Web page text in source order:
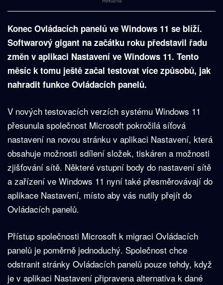
Konec Ovládacích panelů ve Windows 11 se blíží.
Softwarový gigant na začátku roku představil řadu
změn v aplikaci Nastavení ve Windows 11. Tento
měsíc k tomu ještě začal testovat více způsobů, jak
nahradit funkce Ovládacích panelů.
V nových testovacích verzích systému Windows 11
přesunula společnost Microsoft pokročilá síťová
nastavení na novou stránku v aplikaci Nastavení, která
obsahuje možnosti sdílení složek, tiskáren a možnosti
zjišťování sítě. Některé vstupní body do nastavení sítě
a zařízení ve Windows 11 nyní také přesměrovávají do
aplikace Nastavení, místo aby vás nutily přejít do
Ovládacích panelů.
Přístup společnosti Microsoft k migraci Ovládacích
panelů je poměrně jednoduchý. Společnost chce
odstranit stránky Ovládacích panelů pouze tehdy, když
je v aplikaci Nastavení připravena alternativa k dané